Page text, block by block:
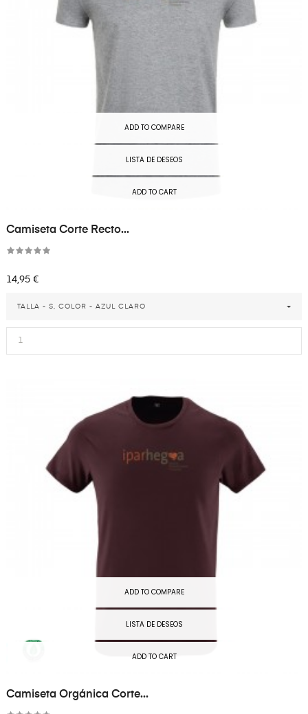
ADD TO COMPARE
LISTA DE DESEOS
ADD TO CART
Camiseta Corte Recto...
Precio
14,95 €
TALLA - S, COLOR - AZUL CLARO
ADD TO COMPARE
LISTA DE DESEOS
ADD TO CART
Camiseta Orgánica Corte...